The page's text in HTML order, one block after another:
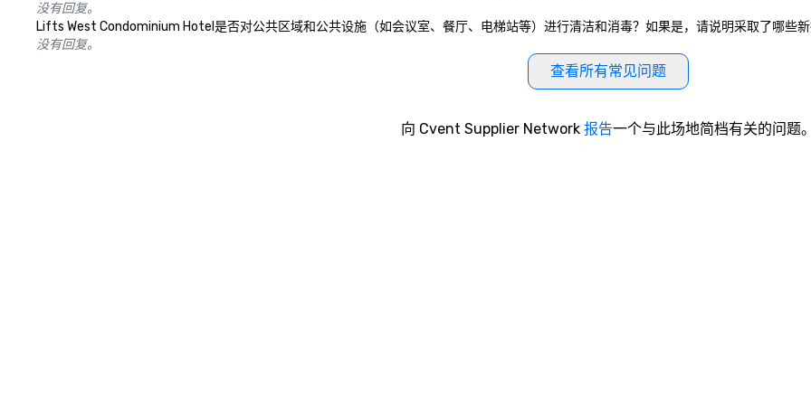
没有回复。
Lifts West Condominium Hotel是否对公共区域和公共设施（如会议室、餐厅、电梯站等）进行清洁和消毒？如果是，请说明采取了哪些新
没有回复。
查看所有常见问题
向 Cvent Supplier Network 报告一个与此场地简档有关的问题。